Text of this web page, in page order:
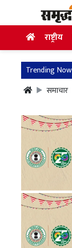
राष्ट्रीय
Trending Now
समाचार